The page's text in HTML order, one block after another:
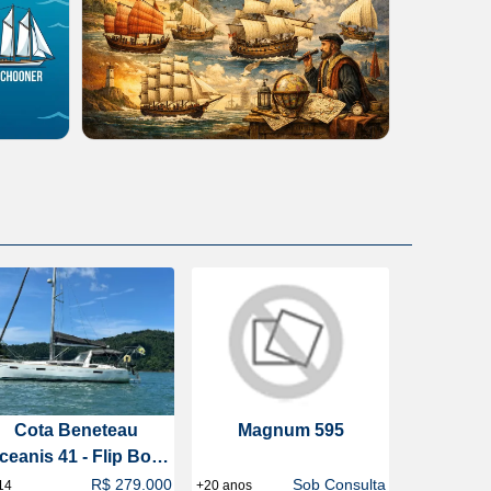
Cota Beneteau
41 - Flip Boat
ClubR$ 279.000
Magnum 595
+20 anos Sob Consulta